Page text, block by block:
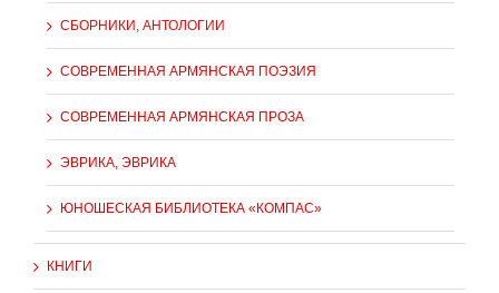
СБОРНИКИ, АНТОЛОГИИ
СОВРЕМЕННАЯ АРМЯНСКАЯ ПОЭЗИЯ
СОВРЕМЕННАЯ АРМЯНСКАЯ ПРОЗА
ЭВРИКА, ЭВРИКА
ЮНОШЕСКАЯ БИБЛИОТЕКА «КОМПАС»
КНИГИ